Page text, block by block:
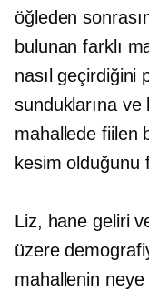
öğleden
bulunan farklı
nasıl geçirdiğini
sunduklarına ve
mahallede fiilen
kesim olduğunu
Liz, hane geliri
üzere
mahallenin